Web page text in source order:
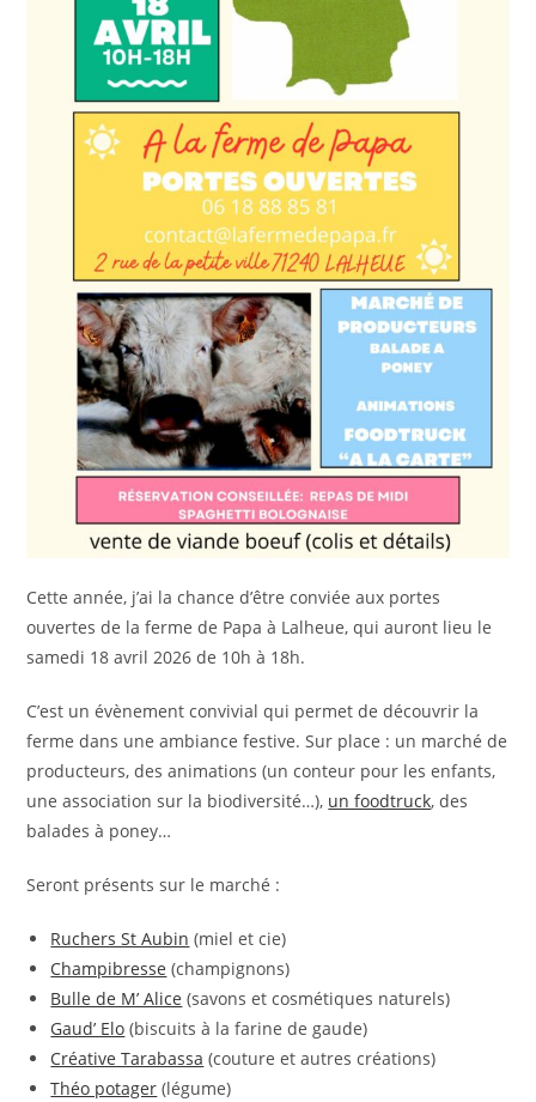
Cette année, j’ai la chance d’être conviée aux portes
ouvertes de la ferme de Papa à Lalheue, qui auront lieu le
samedi 18 avril 2026 de 10h à 18h.
C’est un évènement convivial qui permet de découvrir la
ferme dans une ambiance festive. Sur place : un marché de
producteurs, des animations (un conteur pour les enfants,
une association sur la biodiversité…), un foodtruck, des
balades à poney…
Seront présents sur le marché :
Ruchers St Aubin (miel et cie)
Champibresse (champignons)
Bulle de M’ Alice (savons et cosmétiques naturels)
Gaud’ Elo (biscuits à la farine de gaude)
Créative Tarabassa (couture et autres créations)
Théo potager (légume)